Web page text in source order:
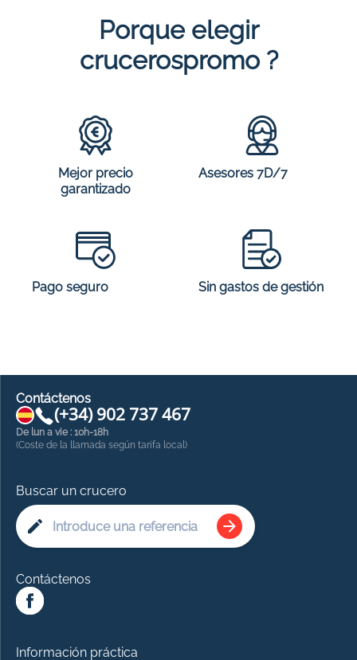
Porque elegir
crucerospromo ?
Mejor precio
garantizado
Asesores 7D/7
Pago seguro Sin gastos de gestión
Contáctenos
(+34) 902 737 467
De lun a vie : 10h-18h
(Coste de la llamada según tarifa local)
Buscar un crucero
Contáctenos
Información práctica